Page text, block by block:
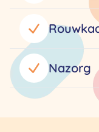
Nazorg